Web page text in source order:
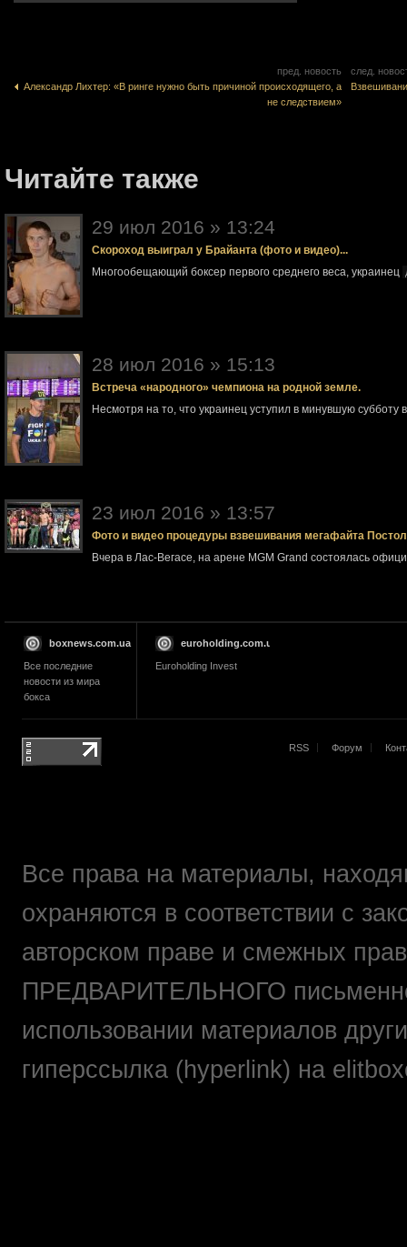
пред. новость
Александр Лихтер: «В ринге нужно быть причиной происходящего, а
не следствием»
след.
Читайте также
29 июл 2016 » 13:24
Скороход выиграл у Брайанта (фото и видео)...
Многообещающий боксер первого среднего веса, украинец
28 июл 2016 » 15:13
Встреча «народного» чемпиона на родной земле.
Несмотря на то, что украинец уступил в минувшую субботу
23 июл 2016 » 13:57
Фото и видео процедуры взвешивания мегафайта
Вчера в Лас-Вегасе, на арене MGM Grand состоялась
boxnews.com.ua
Все последние
новости из мира
бокса
euroholding.com.ua
Euroholding Invest
RSS Форум
Все права на материалы,
охраняются в соответствии с
авторском праве и смежных
ПРЕДВАРИТЕЛЬНОГО
использовании материалов
гиперссылка (hyperlink) на